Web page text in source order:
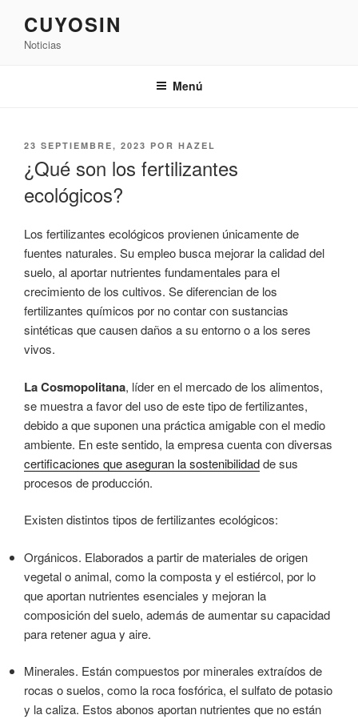
contenido
CUYOSIN
Noticias
Menú
PUBLICADO
23 SEPTIEMBRE, 2023 POR HAZEL
¿Qué son los fertilizantes
ecológicos?
Los fertilizantes ecológicos provienen únicamente de
fuentes naturales. Su empleo busca mejorar la calidad del
suelo, al aportar nutrientes fundamentales para el
crecimiento de los cultivos. Se diferencian de los
fertilizantes químicos por no contar con sustancias
sintéticas que causen daños a su entorno o a los seres
vivos.
La Cosmopolitana, líder en el mercado de los alimentos,
se muestra a favor del uso de este tipo de fertilizantes,
debido a que suponen una práctica amigable con el medio
ambiente. En este sentido, la empresa cuenta con diversas
certificaciones que aseguran la sostenibilidadde sus
procesos de producción.
Existen distintos tipos de fertilizantes ecológicos:
Orgánicos. Elaborados a partir de materiales de origen
vegetal o animal, como la composta y el estiércol, por lo
que aportan nutrientes esenciales y mejoran la
composición del suelo, además de aumentar su capacidad
para retener agua y aire.
Minerales. Están compuestos por minerales extraídos de
rocas o suelos, como la roca fosfórica, el sulfato de potasio
y la caliza. Estos abonos aportan nutrientes que no están